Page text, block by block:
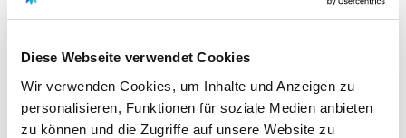
Diese Webseite verwendet Cookies
Wir verwenden Cookies, um Inhalte und Anzeigen zu
personalisieren, Funktionen für soziale Medien anbieten
zu können und die Zugriffe auf unsere Website zu
Weder das Biozid-Produkt noch die Anwendungslösung des
gelangen lassen.Produktreste können dem Hausmüll
zugegeben werden.
Nur vollständig entleerte Packungen gehören in die
Wertstoffsammlung. Entleerte Verpackungen nicht